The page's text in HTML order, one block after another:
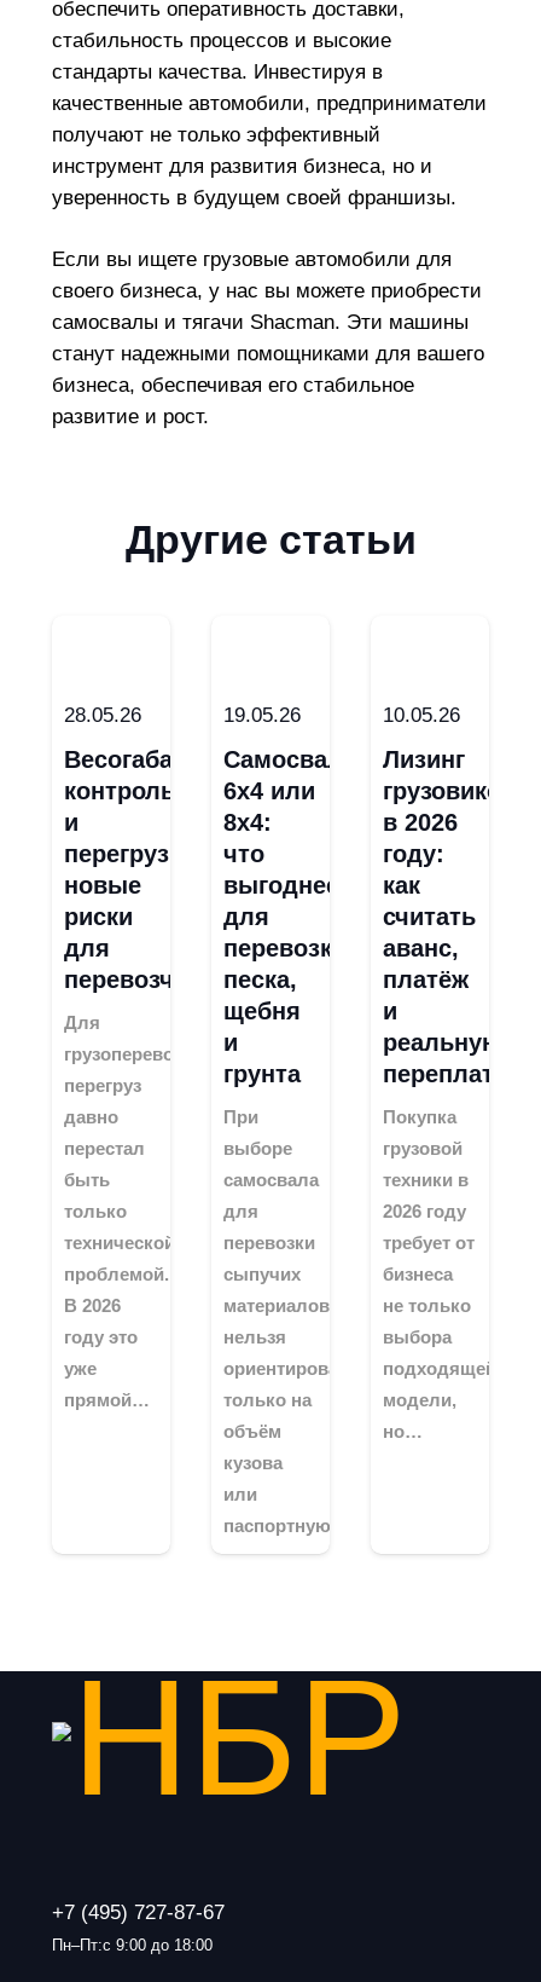
обеспечить оперативность доставки,
стабильность процессов и высокие
стандарты качества. Инвестируя в
качественные автомобили, предприниматели
получают не только эффективный
инструмент для развития бизнеса, но и
уверенность в будущем своей франшизы.
Если вы ищете грузовые автомобили для
своего бизнеса, у нас вы можете приобрести
самосвалы и тягачи Shacman. Эти машины
станут надежными помощниками для вашего
бизнеса, обеспечивая его стабильное
развитие и рост.
Другие статьи
28.05.26
Весогабаритный
контроль
и
перегруз:
новые
риски
для
перевозчиков
Для
грузоперевозчиков
перегруз
давно
перестал
быть
только
технической
проблемой.
В 2026
году это
уже
прямой…
19.05.26
Самосвал
6х4 или
8х4:
что
выгоднее
для
перевозки
песка,
щебня
и
грунта
При
выборе
самосвала
для
перевозки
сыпучих
материалов
нельзя
ориентироваться
только на
объём
кузова
или
паспортную…
10.05.26
Лизинг
грузовиков
в 2026
году:
как
считать
аванс,
платёж
и
реальную
переплату
Покупка
грузовой
техники в
2026 году
требует от
бизнеса
не только
выбора
подходящей
модели,
но…
+7 (495) 727-87-67
Пн–Пт:с 9:00 до 18:00